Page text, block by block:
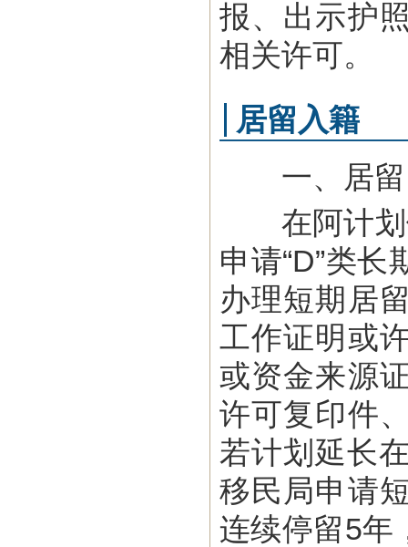
报、出示护
相关许可。
居留入籍
一、居留
在阿计划
申请“D”类
办理短期居
工作证明或
或资金来源
许可复印件
若计划延长
移民局申请
连续停留5年